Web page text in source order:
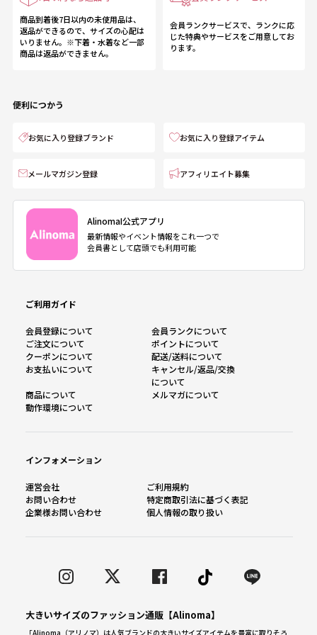
商品到着後7日以内の未使用品は、
返品ができるので、サイズの心配は
いりません。※下着・水着など一部
商品は返品ができません。
会員ランクサービスで、ランクに応
じた特典やサービスをご用意してお
ります。
便利につかう
お気に入り登録ブランド お気に入り登録アイテム
メールマガジン登録 アフィリエイト募集
AlinomaI公式アプリ
最新情報やイベント情報をこれ一つで
会員書として店頭でも利用可能
ご利用ガイド
会員登録について
会員ランクについて
ご注文について
ポイントについて
クーポンについて
配送/送料について
お支払いについて
キャンセル/返品/交換
について
商品について
メルマガについて
動作環境について
インフォメーション
運営会社
ご利用規約
お問い合わせ
特定商取引法に基づく表記
企業様お問い合わせ
個人情報の取り扱い
大きいサイズのファッション通販【Alinoma】
「Alinoma（アリノマ）は人気ブランドの大きいサイズアイテムを豊富に取りそろ